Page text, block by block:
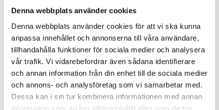
Denna webbplats använder cookies
Denna webbplats använder cookies för att vi ska kunna
anpassa innehållet och annonserna till våra användare,
tillhandahålla funktioner för sociala medier och analysera
vår trafik. Vi vidarebefordrar även sådana identifierare
och annan information från din enhet till de sociala medier
och annons- och analysföretag som vi samarbetar med.
Dessa kan i sin tur kombinera informationen med annan
information som du har tillhandahållit eller som de har
60kr 99 kr
LÄGG I VARUKORG
Lagerstatus:
14 dagars returrätt på lagervaror.
Läs mer
Leverans inom 3-5 arbetsdagar på lagervaror
10% välkomstrabatt
när du registrerar dig för vårt